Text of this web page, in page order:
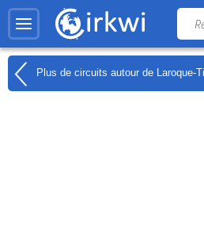
Plus de circuits autour de Laroque-